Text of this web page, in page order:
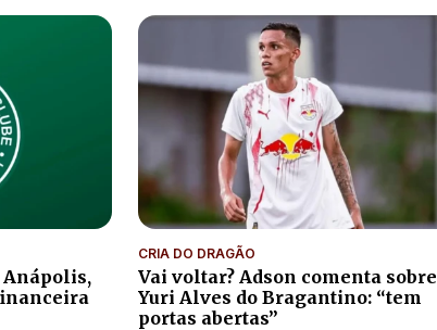
Anápolis,
CRIA DO DRAGÃO
Vai voltar? Adson comenta sobre
Yuri Alves do Bragantino: “tem
portas abertas”